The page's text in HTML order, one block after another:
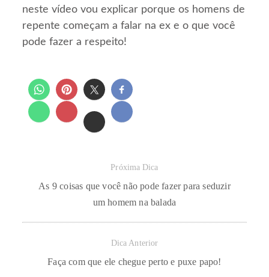
neste vídeo vou explicar porque os homens de
repente começam a falar na ex e o que você
pode fazer a respeito!
Próxima Dica
As 9 coisas que você não pode fazer para seduzir
um homem na balada
Dica Anterior
Faça com que ele chegue perto e puxe papo!